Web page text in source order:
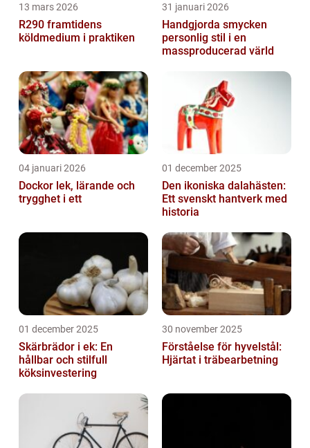
13 mars 2026
R290 framtidens
köldmedium i praktiken
31 januari 2026
Handgjorda smycken
personlig stil i en
massproducerad värld
04 januari 2026
Dockor lek, lärande och
trygghet i ett
01 december 2025
Den ikoniska dalahästen:
Ett svenskt hantverk med
historia
01 december 2025
Skärbrädor i ek: En
hållbar och stilfull
köksinvestering
30 november 2025
Förståelse för hyvelstål:
Hjärtat i träbearbetning